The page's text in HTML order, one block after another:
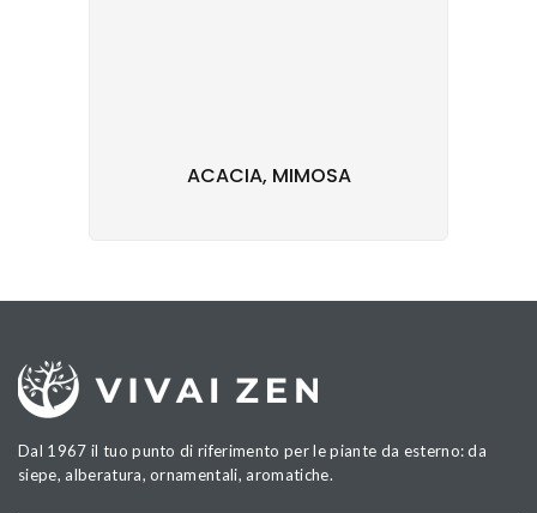
ACACIA, MIMOSA
Dal 1967 il tuo punto di riferimento per le piante da esterno: da
siepe, alberatura, ornamentali, aromatiche.